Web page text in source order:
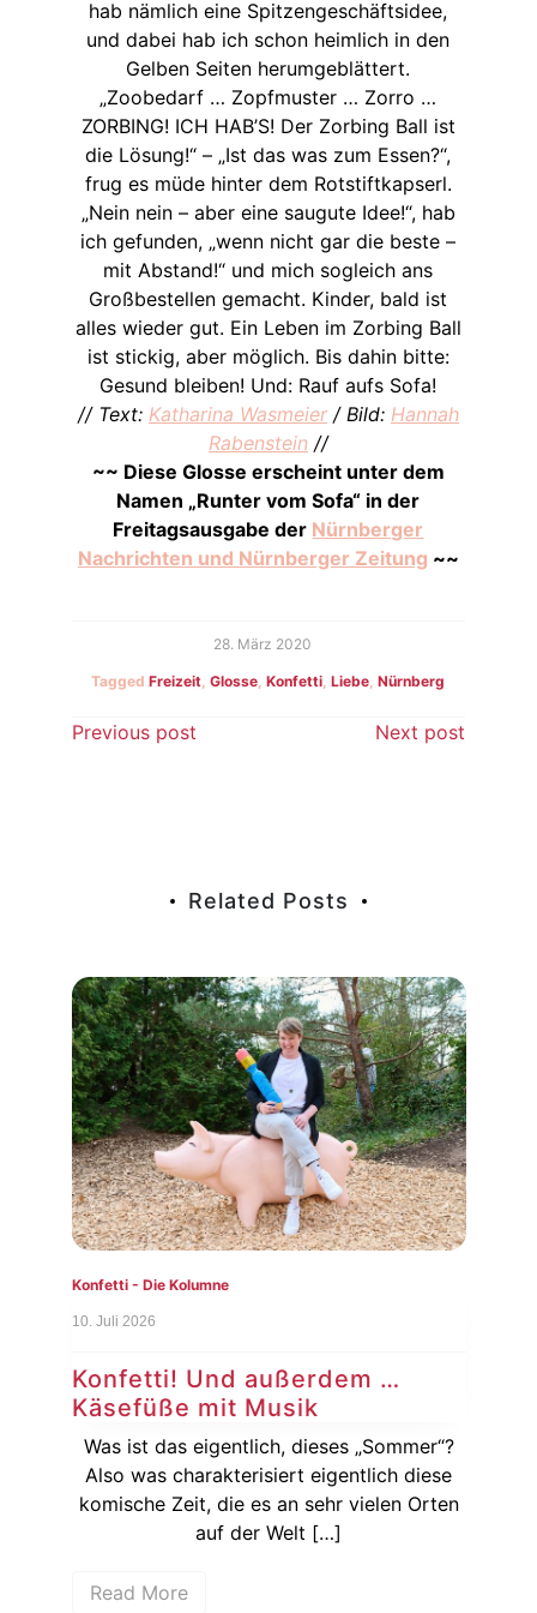
hab nämlich eine Spitzengeschäftsidee,
und dabei hab ich schon heimlich in den
Gelben Seiten herumgeblättert.
„Zoobedarf … Zopfmuster … Zorro …
ZORBING! ICH HAB’S! Der Zorbing Ball ist
die Lösung!“ – „Ist das was zum Essen?“,
frug es müde hinter dem Rotstiftkapserl.
„Nein nein – aber eine saugute Idee!“, hab
ich gefunden, „wenn nicht gar die beste –
mit Abstand!“ und mich sogleich ans
Großbestellen gemacht. Kinder, bald ist
alles wieder gut. Ein Leben im Zorbing Ball
ist stickig, aber möglich. Bis dahin bitte:
Gesund bleiben! Und: Rauf aufs Sofa!
// Text: Katharina Wasmeier/ Bild: Hannah
Rabenstein//
~~ Diese Glosse erscheint unter dem
Namen „Runter vom Sofa“ in der
Freitagsausgabe der Nürnberger
Nachrichten und Nürnberger Zeitung ~~
28. März 2020
TaggedFreizeit,Glosse,Konfetti,Liebe,Nürnberg
Beitragsnavigation
Previous post Next post
Related Posts
Konfetti - Die Kolumne
10. Juli 2026
Konfetti! Und außerdem …
Käsefüße mit Musik
Was ist das eigentlich, dieses „Sommer“?
Also was charakterisiert eigentlich diese
komische Zeit, die es an sehr vielen Orten
auf der Welt […]
Read More